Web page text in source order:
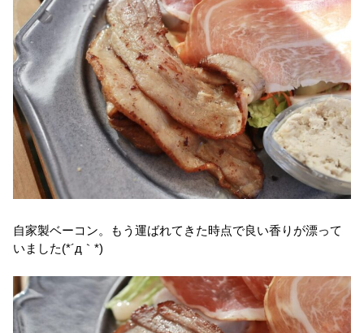
自家製ベーコン。もう運ばれてきた時点で良い香りが漂って
いました(*´д｀*)